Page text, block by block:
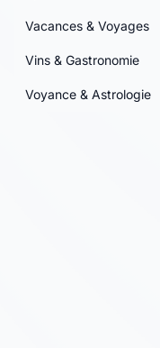
Vacances & Voyages
Vins & Gastronomie
Voyance & Astrologie